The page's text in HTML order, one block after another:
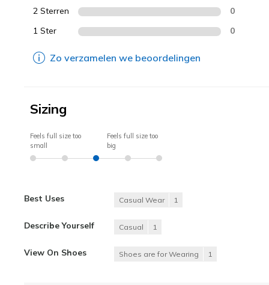
2 Sterren 0
1 Ster 0
Zo verzamelen we beoordelingen
Sizing
Feels full size too
small
Feels full size too
big
Best Uses Casual Wear 1
Describe Yourself Casual 1
View On Shoes Shoes are for Wearing 1